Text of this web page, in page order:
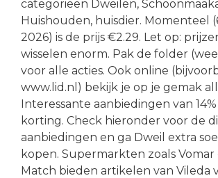
categorieën Dweilen,
Huishouden, huisdier. Momenteel
2026) is de prijs €2.29. Let op:
wisselen enorm. Pak de folder
voor alle acties. Ook online
www.lid.nl) bekijk je op je gemak
Interessante aanbiedingen van
korting. Check hieronder voor de
aanbiedingen en ga Dweil extra
kopen. Supermarkten zoals
Match bieden artikelen van Vileda